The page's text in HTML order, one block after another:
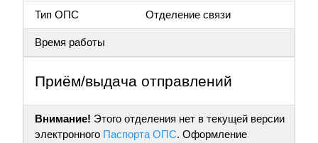
Тип ОПС Отделение связи
Время работы
Приём/выдача отправлений
Внимание! Этого отделения нет в текущей версии
электронного Паспорта ОПС. Оформление